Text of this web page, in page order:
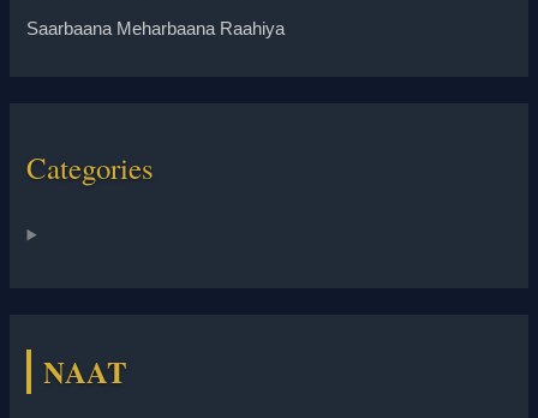
Saarbaana Meharbaana Raahiya
Categories
NAAT